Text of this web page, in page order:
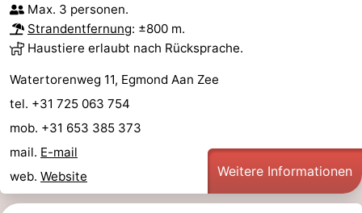
Sehen
&
tun
-
Museen
-
Denkmäler
-
Aussichtspunkte
Attraktionen
-
Max. 3 personen.
Strandentfernung: ±800 m.
Haustiere erlaubt nach Rücksprache.
Watertorenweg 11, Egmond Aan Zee
tel. +31 725 063 754
mob. +31 653 385 373
mail. E-mail
web. Website Weitere Informationen